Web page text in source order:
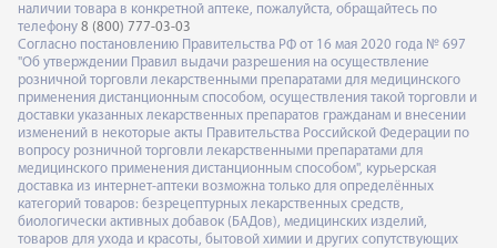
наличии товара в конкретной аптеке, пожалуйста, обращайтесь по
телефону 8 (800) 777-03-03
Согласно постановлению Правительства РФ от 16 мая 2020 года № 697
"Об утверждении Правил выдачи разрешения на осуществление
розничной торговли лекарственными препаратами для медицинского
применения дистанционным способом, осуществления такой торговли и
доставки указанных лекарственных препаратов гражданам и внесении
изменений в некоторые акты Правительства Российской Федерации по
вопросу розничной торговли лекарственными препаратами для
медицинского применения дистанционным способом", курьерская
доставка из интернет-аптеки возможна только для определённых
категорий товаров: безрецептурных лекарственных средств,
биологически активных добавок (БАДов), медицинских изделий,
товаров для ухода и красоты, бытовой химии и других сопутствующих